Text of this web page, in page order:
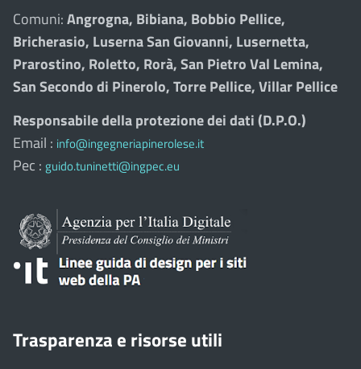
Comuni:Angrogna, Bibiana, Bobbio Pellice,
Bricherasio, Luserna San Giovanni, Lusernetta,
Prarostino, Roletto, Rorà, San Pietro Val Lemina,
San Secondo di Pinerolo, Torre Pellice, Villar Pellice
Responsabile della protezione dei dati (D.P.O.)
Email : info@ingegneriapinerolese.it
Pec : guido.tuninetti@ingpec.eu
Trasparenza e risorse utili